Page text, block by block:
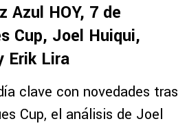
Azul HOY, 7 de
Cup, Joel Huiqui,
Erik Lira
clave con novedades tras
Cup, el análisis de Joel